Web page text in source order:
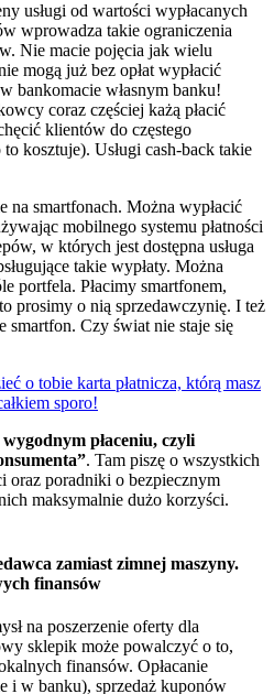
usługi od wartości wypłacanych
wprowadza takie ograniczenia
Nie macie pojęcia jak wielu
mogą już bez opłat wypłacić
bankomacie własnym banku!
coraz częściej każą płacić
klientów do częstego
kosztuje). Usługi cash-back takie
na smartfonach. Można wypłacić
mobilnego systemu płatności
w których jest dostępna usługa
takie wypłaty. Można
portfela. Płacimy smartfonem,
prosimy o nią sprzedawczynię. I też
Czy świat nie staje się
o tobie karta płatnicza, którą masz
sporo!
płaceniu, czyli
. Tam piszę o wszystkich
oraz poradniki o bezpiecznym
maksymalnie dużo korzyści.
zamiast zimnej maszyny.
finansów
na poszerzenie oferty dla
sklepik może powalczyć o to,
finansów. Opłacanie
i w banku), sprzedaż kuponów